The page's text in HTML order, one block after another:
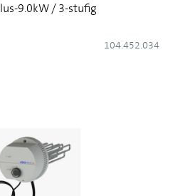
9.0kW / 3-stufig
104.452.034